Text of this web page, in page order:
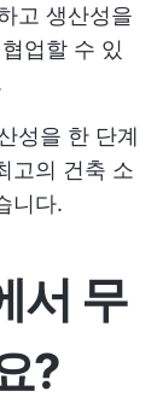
고 생산성을
업할 수 있
성을 한 단계
고의 건축 소
니다.
서 무
?